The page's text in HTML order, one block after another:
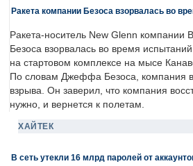
Ракета компании Безоса взорвалась во
Ракета-носитель New Glenn
Безоса взорвалась во время
на стартовом комплексе на мысе
По словам Джеффа Безоса, компания
взрыва. Он заверил, что компания
нужно, и вернется к полетам.
ХАЙТЕК
В сеть утекли 16 млрд паролей от